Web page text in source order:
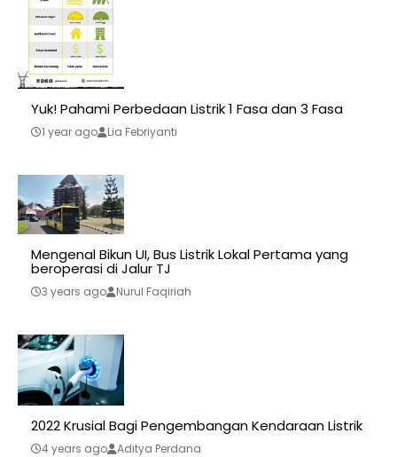
Yuk! Pahami Perbedaan Listrik 1 Fasa dan 3 Fasa
1 year ago Lia Febriyanti
Mengenal Bikun UI, Bus Listrik Lokal Pertama yang
beroperasi di Jalur TJ
3 years ago Nurul Faqiriah
2022 Krusial Bagi Pengembangan Kendaraan Listrik
4 years ago Aditya Perdana